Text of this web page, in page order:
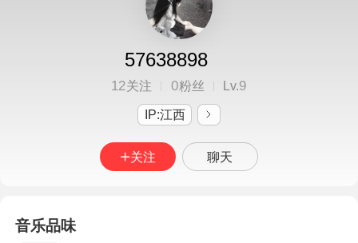
57638898
12关注 0粉丝 Lv.9
IP:江西
关注 聊天
音乐品味